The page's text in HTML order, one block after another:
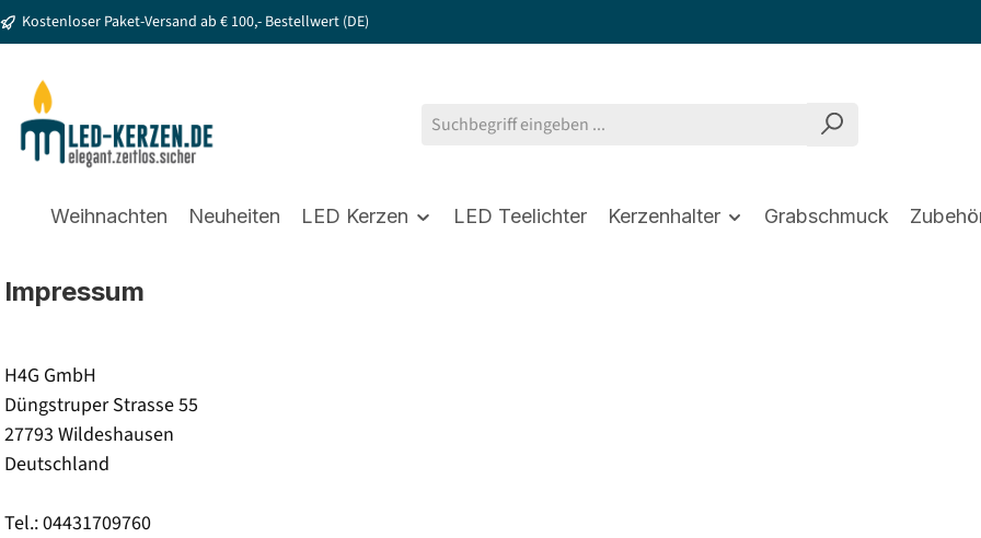
Zur Hauptnavigation springen
Kostenloser Paket-Versand ab € 100,- Bestellwert (DE)
Weihnachten Neuheiten LED Kerzen LED Teelichter Kerzenhalter Grabschmuck
Impressum
H4G GmbH
Düngstruper Strasse 55
27793 Wildeshausen
Deutschland
Tel.: 04431709760